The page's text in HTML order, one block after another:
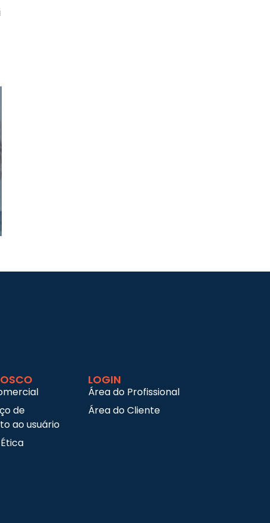
de
ao usuário
LOGIN
Área do Profissional
Área do Cliente